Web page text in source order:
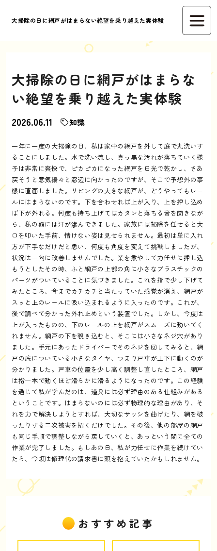
大掃除の日に網戸がはまらない絶望を乗り越えた実体験
大掃除の日に網戸がはまらな
い絶望を乗り越えた実体験
2026.06.11 知識
一年に一度の大掃除の日、私は家中の網戸を外して庭で丸洗いす
ることにしました。水で洗い流し、真っ黒な汚れが落ちていく様
子は非常に爽快で、ピカピカになった網戸を日光で乾かし、さあ
戻そうと意気揚々と窓辺に向かったのですが、そこで予想外の事
態に直面しました。リビングの大きな網戸が、どうやってもレー
ルにはまらないのです。下を合わせれば上が入り、上を押し込め
ば下が外れる。何度も持ち上げてはカタンと落ちる音を聞きなが
ら、私の額には汗が滲んできました。家族には掃除を任せると大
口を叩いた手前、情けない姿は見せられません。最初は単に入れ
方が下手なだけだと思い、何度も角度を変えて挑戦しましたが、
状況は一向に改善しませんでした。業を煮やして力任せに押し込
もうとしたその時、ふと網戸の上部の角に小さなプラスチックの
パーツがついていることに気づきました。これを指で少し下げて
みたところ、今までカチカチと当たっていた感覚が消え、網戸が
スッと上のレールに吸い込まれるように入ったのです。これが、
後で調べて分かった外れ止めという装置でした。しかし、今度は
上が入ったものの、下のレールの上を網戸がスムーズに動いてく
れません。網戸の下を覗き込むと、そこには小さなネジ穴があり
ました。手元にあったドライバーでそのネジを回してみると、網
戸の底についている小さなタイヤ、つまり戸車が上下に動くのが
分かりました。戸車の位置を少し高く調整し直したところ、網戸
は指一本で動くほど滑らかに滑るようになったのです。この経験
を通じて私が学んだのは、道具には必ず理由のある仕組みがある
ということです。はまらないのには必ず物理的な理由があり、そ
れを力で解決しようとすれば、大切なサッシを曲げたり、網を破
ったりする二次被害を招くだけでした。その後、他の部屋の網戸
も同じ手順で調整しながら戻していくと、あっという間に全ての
作業が完了しました。もしあの日、私が力任せに作業を続けてい
たら、今頃は修理代の請求書に頭を抱えていたかもしれません。
おすすめ記事